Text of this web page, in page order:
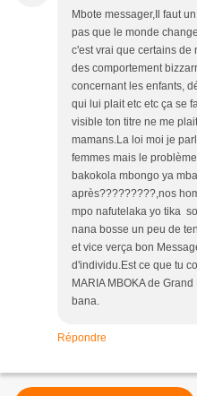
Mbote messager,Il faut
pas que le monde
c'est vrai que certains de
des comportement
concernant les enfants,
qui lui plait etc etc ça se
visible ton titre ne me
mamans.La loi moi je
femmes mais le
bakokola mbongo ya
après?????????,nos
mpo nafutelaka yo tika
nana bosse un peu de
et vice verça bon
d'individu.Est ce que tu
MARIA MBOKA de
bana.
Répondre